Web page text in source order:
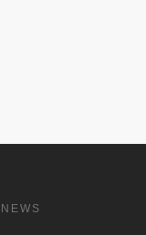
NEWS